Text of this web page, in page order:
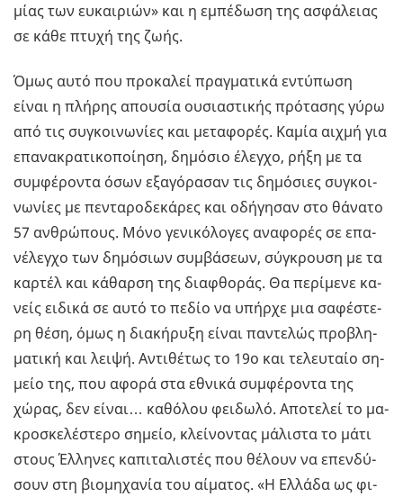
μί­ας των ευ­και­ριών» και η εμπέ­δω­ση της ασφά­λειας
σε κάθε πτυχή της ζωής.
Όμως αυτό που προ­κα­λεί πραγ­μα­τι­κά εντύ­πω­ση
είναι η πλή­ρης απου­σία ου­σια­στι­κής πρό­τα­σης γύρω
από τις συ­γκοι­νω­νί­ες και με­τα­φο­ρές. Καμία αιχμή για
επα­να­κρα­τι­κο­ποί­η­ση, δη­μό­σιο έλεγ­χο, ρήξη με τα
συμ­φέ­ρο­ντα όσων εξα­γό­ρα­σαν τις δη­μό­σιες συ­γκοι­
νω­νί­ες με πε­ντα­ρο­δε­κά­ρες και οδή­γη­σαν στο θά­να­το
57 αν­θρώ­πους. Μόνο γε­νι­κό­λο­γες ανα­φο­ρές σε επα­
νέ­λεγ­χο των δη­μό­σιων συμ­βά­σε­ων, σύ­γκρου­ση με τα
καρ­τέλ και κά­θαρ­ση της δια­φθο­ράς. Θα πε­ρί­με­νε κα­
νείς ει­δι­κά σε αυτό το πεδίο να υπήρ­χε μια σα­φέ­στε­
ρη θέση, όμως η δια­κή­ρυ­ξη είναι πα­ντε­λώς προ­βλη­
μα­τι­κή και λειψή. Αντι­θέ­τως το 19ο και τε­λευ­ταίο ση­
μείο της, που αφορά στα εθνι­κά συμ­φέ­ρο­ντα της
χώρας, δεν είναι… κα­θό­λου φει­δω­λό. Απο­τε­λεί το μα­
κρο­σκε­λέ­στε­ρο ση­μείο, κλεί­νο­ντας μά­λι­στα το μάτι
στους Έλ­λη­νες κα­πι­τα­λι­στές που θέ­λουν να επεν­δύ­
σουν στη βιο­μη­χα­νία του αί­μα­τος. «Η Ελ­λά­δα ως φι­